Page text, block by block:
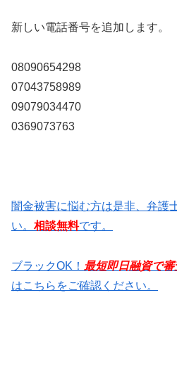
新しい電話番号を追加します。
08090654298
07043758989
09079034470
0369073763
闇金被害に悩む方は是非、弁護
い。 相談無料です。
ブラックOK！ 最短即日融資で
はこちらをご確認ください。